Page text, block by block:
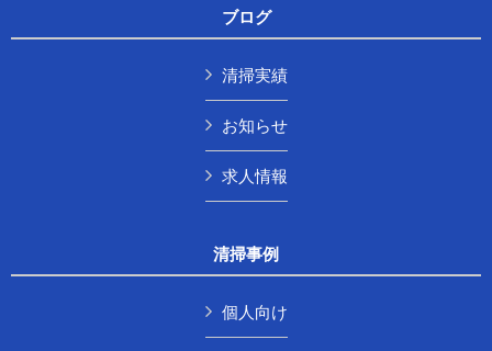
ブログ
清掃実績
お知らせ
求人情報
清掃事例
個人向け